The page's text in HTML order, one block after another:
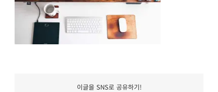
이글을 SNS로 공유하기!